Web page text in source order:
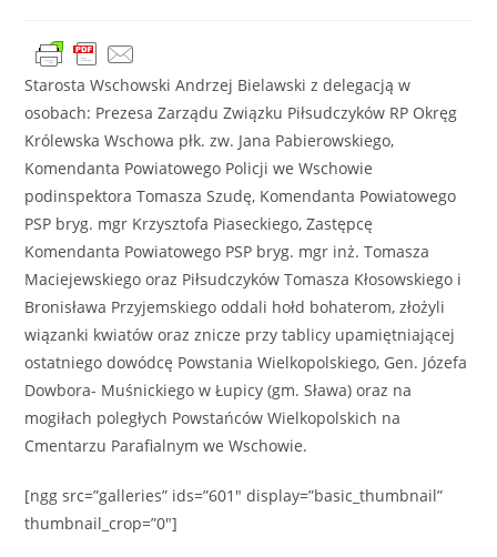
Starosta Wschowski Andrzej Bielawski z delegacją w
osobach: Prezesa Zarządu Związku Piłsudczyków RP Okręg
Królewska Wschowa płk. zw. Jana Pabierowskiego,
Komendanta Powiatowego Policji we Wschowie
podinspektora Tomasza Szudę, Komendanta Powiatowego
PSP bryg. mgr Krzysztofa Piaseckiego, Zastępcę
Komendanta Powiatowego PSP bryg. mgr inż. Tomasza
Maciejewskiego oraz Piłsudczyków Tomasza Kłosowskiego i
Bronisława Przyjemskiego oddali hołd bohaterom, złożyli
wiązanki kwiatów oraz znicze przy tablicy upamiętniającej
ostatniego dowódcę Powstania Wielkopolskiego, Gen. Józefa
Dowbora- Muśnickiego w Łupicy (gm. Sława) oraz na
mogiłach poległych Powstańców Wielkopolskich na
Cmentarzu Parafialnym we Wschowie.
[ngg src=”galleries” ids=”601″ display=”basic_thumbnail”
thumbnail_crop=”0″]